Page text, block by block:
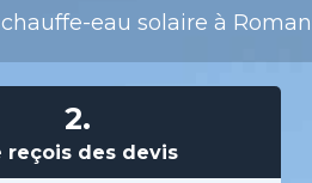
eau solaire à
2.
reçois des devis